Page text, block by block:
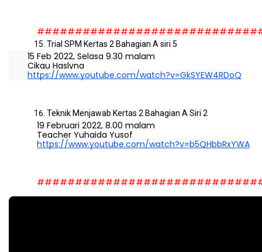
Trial SPM Kertas 2 Bahagian A siri 5
15 Feb 2022, Selasa 9.30 malam
Cikgu Haslyna
https://www.youtube.com/watch?v=GkSYEW4RDoQ
Teknik Menjawab Kertas 2 Bahagian A Siri 2
19 Februari 2022, 8.00 malam
Teacher Yuhaida Yusof
https://www.youtube.com/watch?v=b5QHbbRxYWA